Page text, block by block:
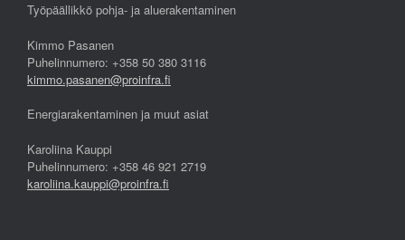
Työpäällikkö pohja- ja aluerakentaminen
Kimmo Pasanen
Puhelinnumero: +358 50 380 3116
kimmo.pasanen@proinfra.fi
Energiarakentaminen ja muut asiat
Karoliina Kauppi
Puhelinnumero: +358 46 921 2719
karoliina.kauppi@proinfra.fi